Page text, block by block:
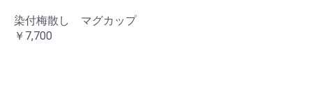
染付梅散し マグカップ
￥7,700